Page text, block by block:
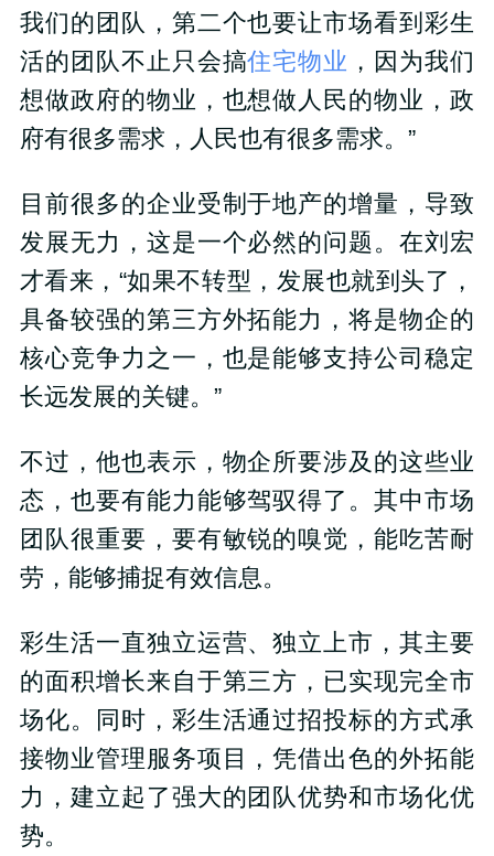
我们的团队，第二个也要让市场看到彩生
活的团队不止只会搞住宅物业 ，因为我们
想做政府的物业，也想做人民的物业，政
府有很多需求，人民也有很多需求。”
目前很多的企业受制于地产的增量，导致
发展无力，这是一个必然的问题。在刘宏
才看来，“如果不转型，发展也就到头了，
具备较强的第三方外拓能力，将是物企的
核心竞争力之一，也是能够支持公司稳定
长远发展的关键。”
不过，他也表示，物企所要涉及的这些业
态，也要有能力能够驾驭得了。其中市场
团队很重要，要有敏锐的嗅觉，能吃苦耐
劳，能够捕捉有效信息。
彩生活一直独立运营、独立上市，其主要
的面积增长来自于第三方，已实现完全市
场化。同时，彩生活通过招投标的方式承
接物业管理服务项目，凭借出色的外拓能
力，建立起了强大的团队优势和市场化优
势。